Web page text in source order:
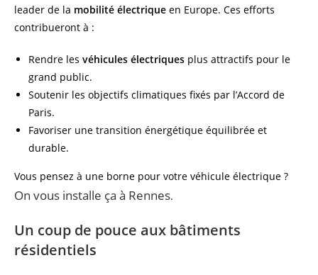
leader de la mobilité électrique en Europe. Ces efforts
contribueront à :
Rendre les véhicules électriques plus attractifs pour le
grand public.
Soutenir les objectifs climatiques fixés par l’Accord de
Paris.
Favoriser une transition énergétique équilibrée et
durable.
Vous pensez à une borne pour votre véhicule électrique ?
On vous installe ça à Rennes.
Un coup de pouce aux bâtiments
résidentiels